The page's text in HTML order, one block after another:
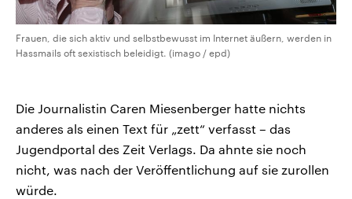
Frauen, die sich aktiv und selbstbewusst im Internet äußern, werden in
Hassmails oft sexistisch beleidigt. (imago / epd)
Die Journalistin Caren Miesenberger hatte nichts
anderes als einen Text für „zett“ verfasst – das
Jugendportal des Zeit Verlags. Da ahnte sie noch
nicht, was nach der Veröffentlichung auf sie zurollen
würde.